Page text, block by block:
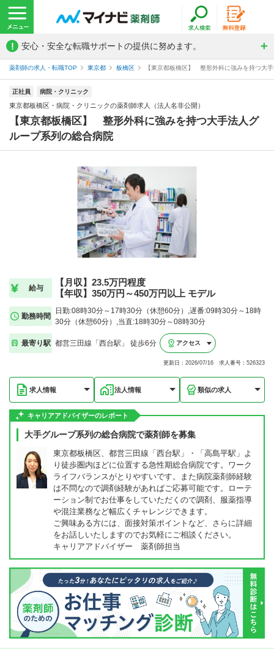
! 安心・安全な転職サポートの提供に努めます。
薬剤師の求人・転職TOP 東京都 板橋区 【東京都板橋区】 整形外科に強みを持つ大
正社員 病院・クリニック
東京都板橋区・病院・クリニックの薬剤師求人（法人名非公開）
【東京都板橋区】 整形外科に強みを持つ大手法人グ
ループ系列の総合病院
給与
【月収】23.5万円程度
【年収】350万円～450万円以上 モデル
勤務時間
日勤:08時30分～17時30分（休憩60分）,遅番:09時30分～18時
30分（休憩60分）,当直:18時30分～08時30分
最寄り駅 都営三田線「西台駅」 徒歩6分 アクセス
更新日：2026/07/16 求人番号：526323
求人情報 法人情報 類似の求人
キャリアアドバイザーのレポート
大手グループ系列の総合病院で薬剤師を募集
東京都板橋区、都営三田線「西台駅」・「高島平駅」よ
り徒歩圏内ほどに位置する急性期総合病院です。ワーク
ライフバランスがとりやすいです。また病院薬剤師経験
は不問なので調剤経験があればご応募可能です。ローテ
ーション制でお仕事をしていただくので調剤、服薬指導
や混注業務など幅広くチャレンジできます。
ご興味ある方には、面接対策ポイントなど、さらに詳細
をお話しいたしますのでお気軽にご相談ください。
キャリアアドバイザー 薬剤師担当